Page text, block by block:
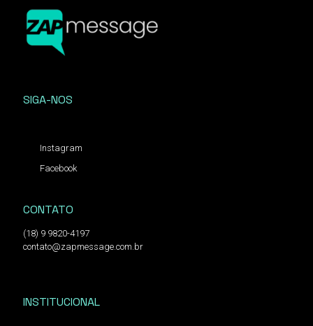
SIGA-NOS
Instagram
Facebook
CONTATO
(18) 9 9820-4197
contato@zapmessage.com.br
INSTITUCIONAL